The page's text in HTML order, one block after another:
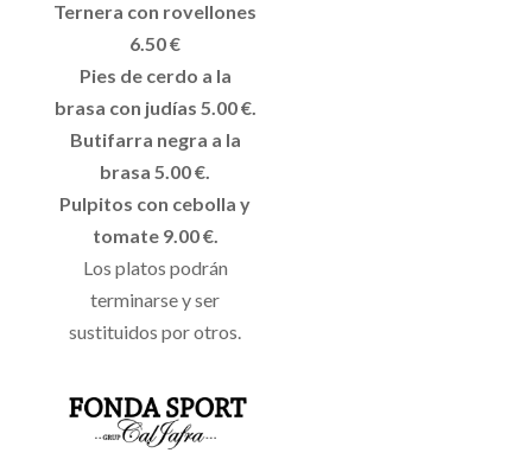
Ternera con rovellones
6.50 €
Pies de cerdo a la
brasa con judías 5.00 €.
Butifarra negra a la
brasa 5.00 €.
Pulpitos con cebolla y
tomate 9.00 €.
Los platos podrán
terminarse y ser
sustituidos por otros.